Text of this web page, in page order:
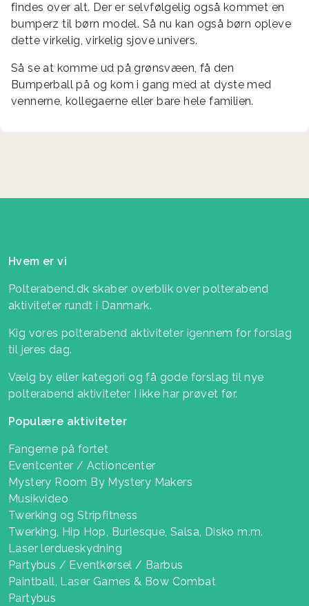
findes over alt. Der er selvfølgelig også kommet en
bumperz til børn model. Så nu kan også børn opleve
dette virkelig, virkelig sjove univers.
Så se at komme ud på grønsvæen, få den
Bumperball på og kom i gang med at dyste med
vennerne, kollegaerne eller bare hele familien.
Hvem er vi
Polterabend.dk skaber overblik over polterabend
aktiviteter rundt i Danmark.
Kig vores polterabend aktiviteter igennem for forslag
til jeres dag.
Vælg by eller kategori og få gode forslag til nye
polterabend aktiviteter I ikke har prøvet før.
Populære aktiviteter
Fangerne på fortet
Eventcenter / Actioncenter
Mystery Room By Mystery Makers
Musikvideo
Twerking og Stripfitness
Twerking, Hip Hop, Burlesque, Salsa, Disko m.m.
Laser lerdueskydning
Partybus / Eventkørsel / Barbus
Paintball, Laser Games & Bow Combat
Partybus